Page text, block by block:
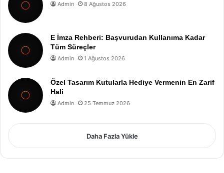
Admin 8 Ağustos 2026
E İmza Rehberi: Başvurudan Kullanıma Kadar
Tüm Süreçler
Admin 1 Ağustos 2026
Özel Tasarım Kutularla Hediye Vermenin En Zarif
Hali
Admin 25 Temmuz 2026
Daha Fazla Yükle